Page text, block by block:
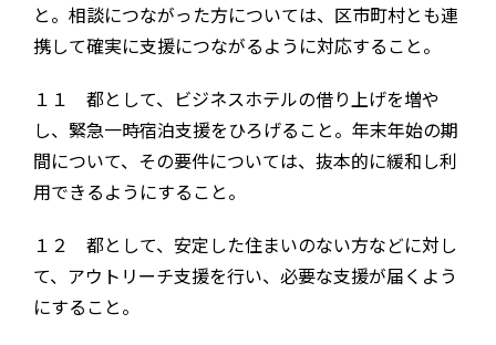
と。相談につながった方については、区市町村とも連
携して確実に支援につながるように対応すること。
１１ 都として、ビジネスホテルの借り上げを増や
し、緊急一時宿泊支援をひろげること。年末年始の期
間について、その要件については、抜本的に緩和し利
用できるようにすること。
１２ 都として、安定した住まいのない方などに対し
て、アウトリーチ支援を行い、必要な支援が届くよう
にすること。